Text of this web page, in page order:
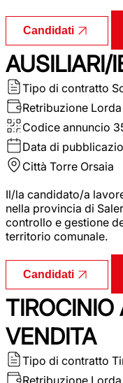
Candidati
AUSILIARI/
Tipo di contratto
Retribuzione Lorda
Codice annuncio
Data di
Città Torre Orsaia
Il/la candidato/a
nella provincia di
controllo e gestione
territorio comunale.
Candidati
TIROCINIO
VENDITA
Tipo di contratto
Retribuzione Lorda